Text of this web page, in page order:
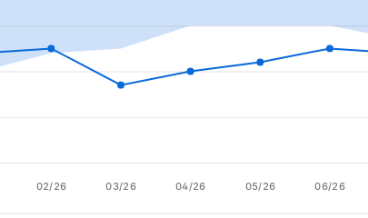
02/26 03/26 04/26 05/26 06/26